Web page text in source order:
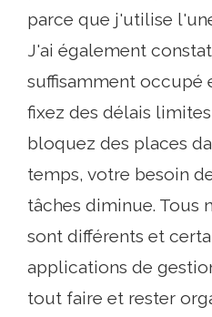
parce que j'utilise
J'ai également
suffisamment occupé
fixez des délais
bloquez des places
temps, votre besoin
tâches diminue. Tous
sont différents et
applications de
tout faire et rester